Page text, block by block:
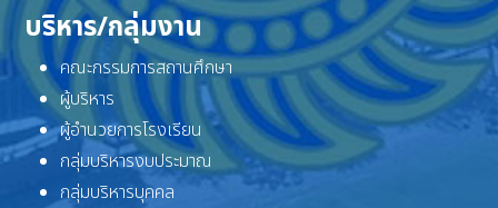
บริหาร/กลุ่มงาน
คณะกรรมการสถานศึกษา
ผู้บริหาร
ผู้อำนวยการโรงเรียน
กลุ่มบริหารงบประมาณ
กลุ่มบริหารบุคคล